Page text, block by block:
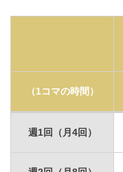
（1コマの時間）
週1回（月4回）